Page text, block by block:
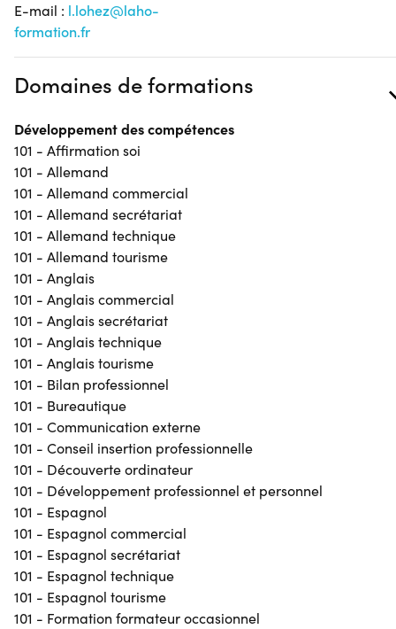
E-mail : l.lohez@laho-
formation.fr
Domaines de formations
Développement des compétences
101 - Affirmation soi
101 - Allemand
101 - Allemand commercial
101 - Allemand secrétariat
101 - Allemand technique
101 - Allemand tourisme
101 - Anglais
101 - Anglais commercial
101 - Anglais secrétariat
101 - Anglais technique
101 - Anglais tourisme
101 - Bilan professionnel
101 - Bureautique
101 - Communication externe
101 - Conseil insertion professionnelle
101 - Découverte ordinateur
101 - Développement professionnel et personnel
101 - Espagnol
101 - Espagnol commercial
101 - Espagnol secrétariat
101 - Espagnol technique
101 - Espagnol tourisme
101 - Formation formateur occasionnel